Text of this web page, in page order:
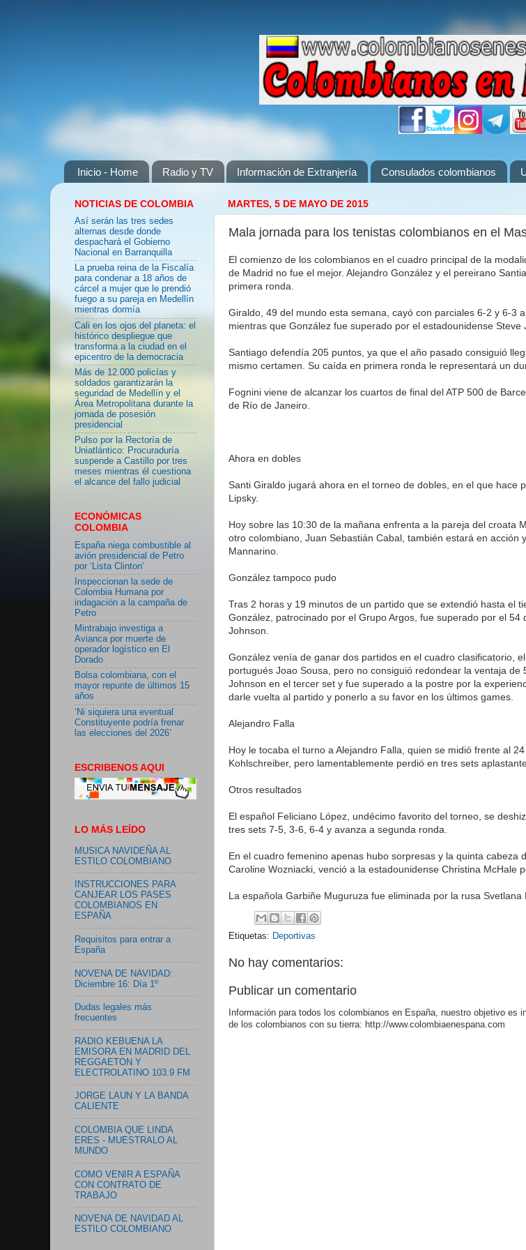
Inicio - Home Radio y TV Información de Extranjería Consulados colombianos
MARTES, 5 DE MAYO DE 2015
Mala jornada para los tenistas colombianos en el
El comienzo de los colombianos en el cuadro principal de la
de Madrid no fue el mejor. Alejandro González y el pereirano
primera ronda.
Giraldo, 49 del mundo esta semana, cayó con parciales 6-2 y 6-3
mientras que González fue superado por el estadounidense Steve
Santiago defendía 205 puntos, ya que el año pasado consiguió
mismo certamen. Su caída en primera ronda le representará un
Fognini viene de alcanzar los cuartos de final del ATP 500 de
de Río de Janeiro.
Ahora en dobles
Santi Giraldo jugará ahora en el torneo de dobles, en el que hace
Lipsky.
Hoy sobre las 10:30 de la mañana enfrenta a la pareja del croata
otro colombiano, Juan Sebastián Cabal, también estará en acción
Mannarino.
González tampoco pudo
Tras 2 horas y 19 minutos de un partido que se extendió hasta el
González, patrocinado por el Grupo Argos, fue superado por el 54
Johnson.
González venía de ganar dos partidos en el cuadro clasificatorio,
portugués Joao Sousa, pero no consiguió redondear la ventaja de
Johnson en el tercer set y fue superado a la postre por la
darle vuelta al partido y ponerlo a su favor en los últimos games.
Alejandro Falla
Hoy le tocaba el turno a Alejandro Falla, quien se midió frente al
Kohlschreiber, pero lamentablemente perdió en tres sets
Otros resultados
El español Feliciano López, undécimo favorito del torneo, se
tres sets 7-5, 3-6, 6-4 y avanza a segunda ronda.
En el cuadro femenino apenas hubo sorpresas y la quinta cabeza
Caroline Wozniacki, venció a la estadounidense Christina McHale
La española Garbiñe Muguruza fue eliminada por la rusa Svetlana
Etiquetas: Deportivas
No hay comentarios:
Publicar un comentario
Información para todos los colombianos en España, nuestro objetivo es
de los colombianos con su tierra: http://www.colombiaenespana.com
NOTICIAS DE COLOMBIA
Así serán las tres sedes
alternas desde donde
despachará el Gobierno
Nacional en Barranquilla
La prueba reina de la Fiscalía
para condenar a 18 años de
cárcel a mujer que le prendió
fuego a su pareja en Medellín
mientras dormía
Cali en los ojos del planeta: el
histórico despliegue que
transforma a la ciudad en el
epicentro de la democracia
Más de 12.000 policías y
soldados garantizarán la
seguridad de Medellín y el
Área Metropolitana durante la
jornada de posesión
presidencial
Pulso por la Rectoría de
Uniatlántico: Procuraduría
suspende a Castillo por tres
meses mientras él cuestiona
el alcance del fallo judicial
ECONÓMICAS
COLOMBIA
España niega combustible al
avión presidencial de Petro
por ‘Lista Clinton’
Inspeccionan la sede de
Colombia Humana por
indagación a la campaña de
Petro
Mintrabajo investiga a
Avianca por muerte de
operador logístico en El
Dorado
Bolsa colombiana, con el
mayor repunte de últimos 15
años
‘Ni siquiera una eventual
Constituyente podría frenar
las elecciones del 2026’
ESCRIBENOS AQUI
LO MÁS LEÍDO
MUSICA NAVIDEÑA AL
ESTILO COLOMBIANO
INSTRUCCIONES PARA
CANJEAR LOS PASES
COLOMBIANOS EN
ESPAÑA
Requisitos para entrar a
España
NOVENA DE NAVIDAD:
Diciembre 16: Día 1º
Dudas legales más
frecuentes
RADIO KEBUENA LA
EMISORA EN MADRID DEL
REGGAETON Y
ELECTROLATINO 103.9 FM
JORGE LAUN Y LA BANDA
CALIENTE
COLOMBIA QUE LINDA
ERES - MUESTRALO AL
MUNDO
COMO VENIR A ESPAÑA
CON CONTRATO DE
TRABAJO
NOVENA DE NAVIDAD AL
ESTILO COLOMBIANO